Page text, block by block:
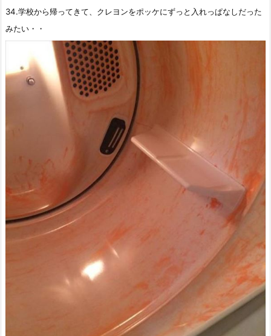
34.学校から帰ってきて、クレヨンをポッケにずっと入れっぱなしだった
みたい・・